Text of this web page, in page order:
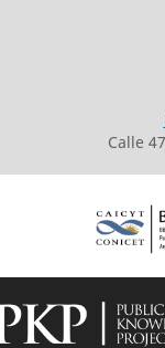
Calle